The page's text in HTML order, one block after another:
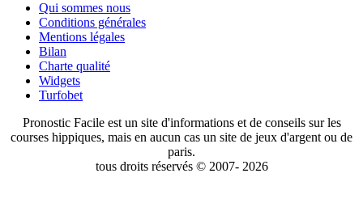
Qui sommes nous
Conditions générales
Mentions légales
Bilan
Charte qualité
Widgets
Turfobet
Pronostic Facile est un site d'informations et de conseils sur les
courses hippiques, mais en aucun cas un site de jeux d'argent ou de
paris.
tous droits réservés © 2007- 2026